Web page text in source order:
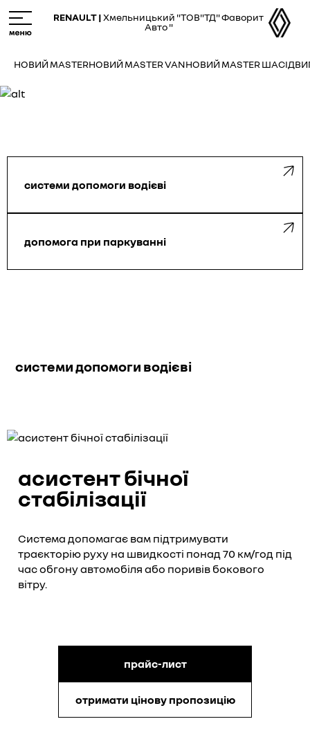
to
main
RENAULT |Хмельницький "ТОВ"ТД" Фаворит
Авто "
НОВИЙ MASTERНОВИЙ MASTER VANНОВИЙ MASTER ШАСІ
системи допомоги водієві
допомога при паркуванні
системи допомоги водієві
асистент бічної
стабілізації
Система допомагає вам підтримувати
траєкторію руху на швидкості понад 70 км/год під
час обгону автомобіля або поривів бокового
вітру.
прайс-лист
отримати цінову пропозицію